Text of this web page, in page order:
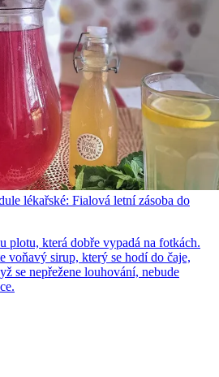
lékařské: Fialová letní zásoba do
plotu, která dobře vypadá na fotkách.
voňavý sirup, který se hodí do čaje,
se nepřežene louhování, nebude